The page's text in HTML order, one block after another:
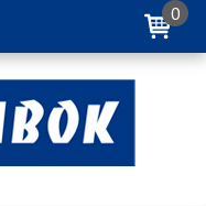
0